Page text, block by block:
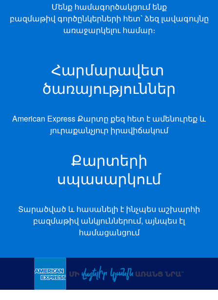
Մենք համագործակցում ենք
բազմաթիվ գործընկերների հետ՝ ձեզ լավագույնը
առաջարկելու համար։
Հարմարավետ
ծառայություններ
American Express Քարտը քեզ հետ է ամենուրեք և
յուրաքանչյուր իրավիճակում
Քարտերի
սպասարկում
Տարածված և հասանելի է ինչպես աշխարհի
բազմաթիվ անկյուններում, այնպես էլ
համացանցում